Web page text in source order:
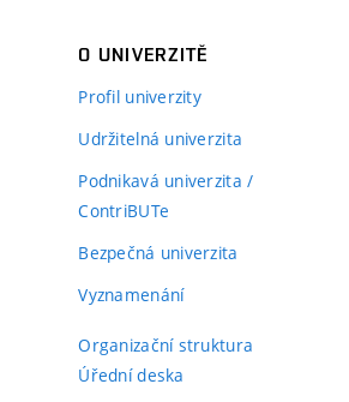
O UNIVERZITĚ
Profil univerzity
Udržitelná univerzita
Podnikavá univerzita /
ContriBUTe
Bezpečná univerzita
Vyznamenání
Organizační struktura
Úřední deska